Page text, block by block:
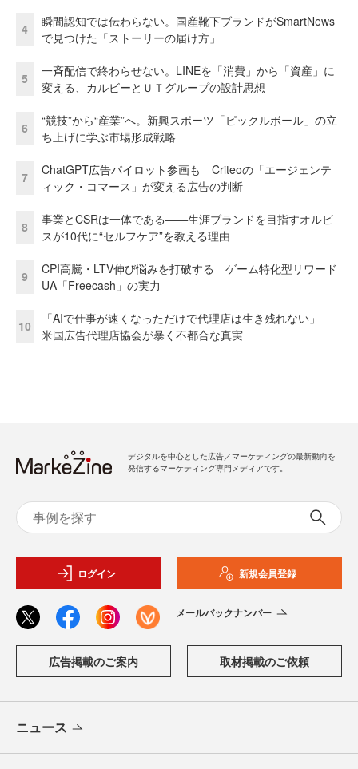
4
瞬間認知では伝わらない。国産靴下ブランドがSmartNews
で見つけた「ストーリーの届け方」
5
一斉配信で終わらせない。LINEを「消費」から「資産」に
変える、カルビーとＵＴグループの設計思想
6
“競技”から“産業”へ。新興スポーツ「ピックルボール」の立
ち上げに学ぶ市場形成戦略
7
ChatGPT広告パイロット参画も Criteoの「エージェンテ
ィック・コマース」が変える広告の判断
8
事業とCSRは一体である――生涯ブランドを目指すオルビ
スが10代に“セルフケア”を教える理由
9
CPI高騰・LTV伸び悩みを打破する ゲーム特化型リワード
UA「Freecash」の実力
10
「AIで仕事が速くなっただけで代理店は生き残れない」
米国広告代理店協会が暴く不都合な真実
デジタルを中心とした広告／マーケティングの最新動向を
発信するマーケティング専門メディアです。
ログイン 新規会員登録
メールバックナンバー
広告掲載のご案内 取材掲載のご依頼
ニュース